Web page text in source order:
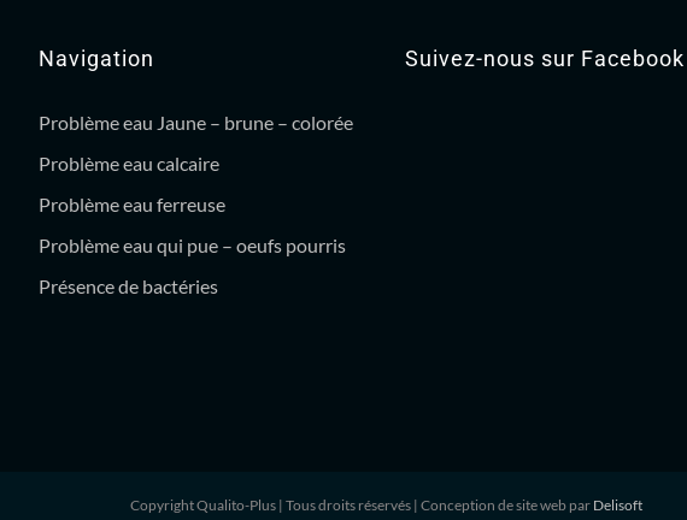
Navigation
Problème eau Jaune – brune – colorée
Problème eau calcaire
Problème eau ferreuse
Problème eau qui pue – oeufs pourris
Présence de bactéries
Suivez-nous sur Facebook
Copyright Qualito-Plus | Tous droits réservés | Conception de site web par Delisoft